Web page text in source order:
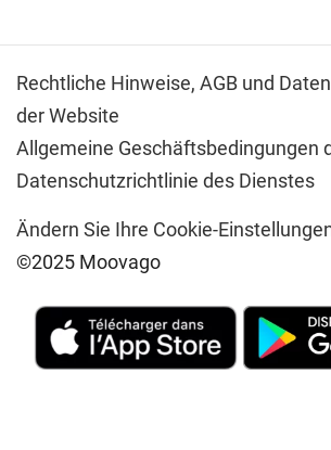
Rechtliche Hinweise, AGB und
der Website
Allgemeine Geschäftsbedingungen
Datenschutzrichtlinie des Dienstes
Ändern Sie Ihre Cookie-
©2025 Moovago